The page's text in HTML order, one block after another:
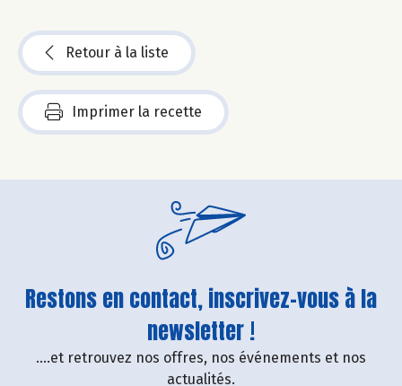
Retour à la liste
Imprimer la recette
Restons en contact, inscrivez-vous à la
newsletter !
....et retrouvez nos offres, nos événements et nos
actualités.